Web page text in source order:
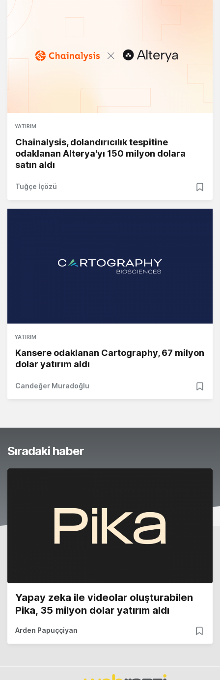
YATIRIM
Chainalysis, dolandırıcılık tespitine
odaklanan Alterya'yı 150 milyon dolara
satın aldı
Tuğçe İçözü
YATIRIM
Kansere odaklanan Cartography, 67 milyon
dolar yatırım aldı
Candeğer Muradoğlu
Sıradaki haber
Yapay zeka ile videolar oluşturabilen
Pika, 35 milyon dolar yatırım aldı
Arden Papuççiyan